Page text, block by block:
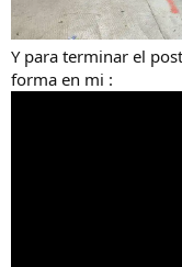
Y para terminar el
forma en mi :